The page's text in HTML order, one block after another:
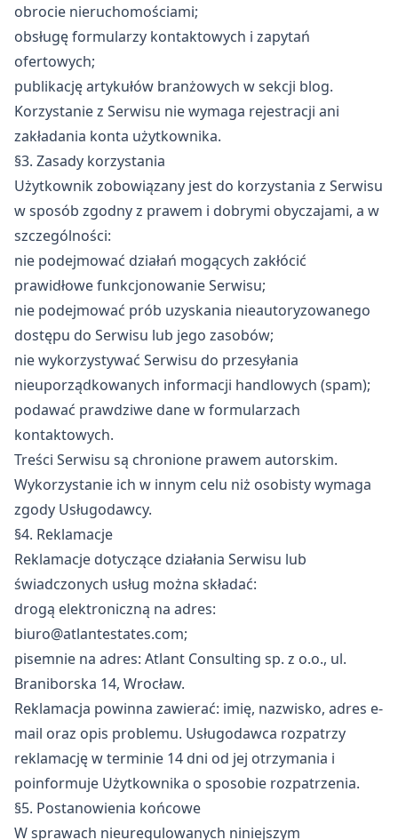
obrocie nieruchomościami;
obsługę formularzy kontaktowych i zapytań
ofertowych;
publikację artykułów branżowych w sekcji blog.
Korzystanie z Serwisu nie wymaga rejestracji ani
zakładania konta użytkownika.
§3. Zasady korzystania
Użytkownik zobowiązany jest do korzystania z Serwisu
w sposób zgodny z prawem i dobrymi obyczajami, a w
szczególności:
nie podejmować działań mogących zakłócić
prawidłowe funkcjonowanie Serwisu;
nie podejmować prób uzyskania nieautoryzowanego
dostępu do Serwisu lub jego zasobów;
nie wykorzystywać Serwisu do przesyłania
nieuporządkowanych informacji handlowych (spam);
podawać prawdziwe dane w formularzach
kontaktowych.
Treści Serwisu są chronione prawem autorskim.
Wykorzystanie ich w innym celu niż osobisty wymaga
zgody Usługodawcy.
§4. Reklamacje
Reklamacje dotyczące działania Serwisu lub
świadczonych usług można składać:
drogą elektroniczną na adres:
biuro@atlantestates.com;
pisemnie na adres: Atlant Consulting sp. z o.o., ul.
Braniborska 14, Wrocław.
Reklamacja powinna zawierać: imię, nazwisko, adres e-
mail oraz opis problemu. Usługodawca rozpatrzy
reklamację w terminie 14 dni od jej otrzymania i
poinformuje Użytkownika o sposobie rozpatrzenia.
§5. Postanowienia końcowe
W sprawach nieuregulowanych niniejszym